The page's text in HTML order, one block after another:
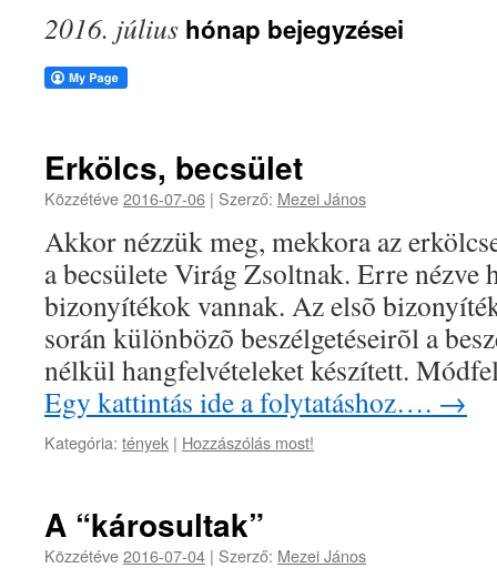
2016. július hónap bejegyzései
Erkölcs, becsület
Közzétéve2016-07-06 | Szerző: Mezei János
Akkor nézzük meg, mekkora az
a becsülete Virág Zsoltnak. Erre nézve
bizonyítékok vannak. Az elsõ
során különbözõ beszélgetéseirõl a
nélkül hangfelvételeket készített.
Egy kattintás ide a folytatáshoz…. →
Kategória: tények | Hozzászólás most!
A “károsultak”
Közzétéve2016-07-04 | Szerző: Mezei János